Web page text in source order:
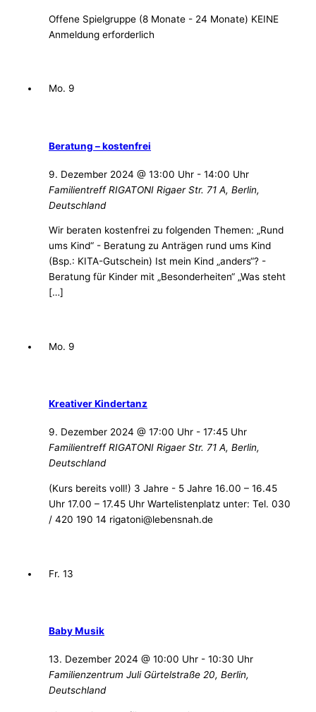
Offene Spielgruppe (8 Monate - 24 Monate) KEINE
Anmeldung erforderlich
Mo. 9
Beratung – kostenfrei
9. Dezember 2024 @ 13:00 Uhr -14:00 Uhr
Familientreff RIGATONIRigaer Str. 71 A, Berlin,
Deutschland
Wir beraten kostenfrei zu folgenden Themen: „Rund
ums Kind“ - Beratung zu Anträgen rund ums Kind
(Bsp.: KITA-Gutschein) Ist mein Kind „anders“? -
Beratung für Kinder mit „Besonderheiten“ „Was steht
[…]
Mo. 9
Kreativer Kindertanz
9. Dezember 2024 @ 17:00 Uhr -17:45 Uhr
Familientreff RIGATONIRigaer Str. 71 A, Berlin,
Deutschland
(Kurs bereits voll!) 3 Jahre - 5 Jahre 16.00 – 16.45
Uhr 17.00 – 17.45 Uhr Wartelistenplatz unter: Tel. 030
/ 420 190 14 rigatoni@lebensnah.de
Fr.13
Baby Musik
13. Dezember 2024 @ 10:00 Uhr -10:30 Uhr
Familienzentrum Juli Gürtelstraße 20, Berlin,
Deutschland